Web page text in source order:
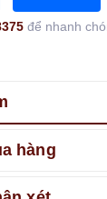
để nhanh
hàng